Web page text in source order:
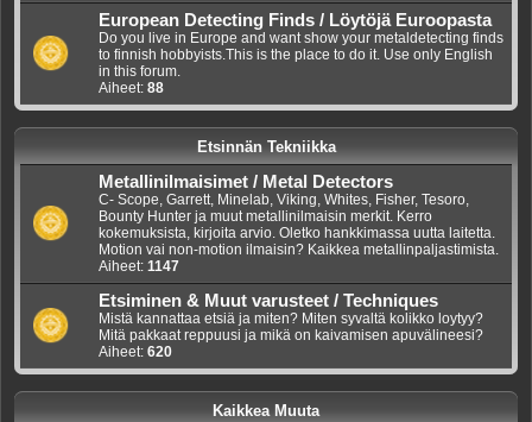
European Detecting Finds / Löytöjä Euroopasta
Do you live in Europe and want show your metaldetecting finds
to finnish hobbyists.This is the place to do it. Use only English
in this forum.
Aiheet: 88
Etsinnän Tekniikka
Metallinilmaisimet / Metal Detectors
C- Scope, Garrett, Minelab, Viking, Whites, Fisher, Tesoro,
Bounty Hunter ja muut metallinilmaisin merkit. Kerro
kokemuksista, kirjoita arvio. Oletko hankkimassa uutta laitetta.
Motion vai non-motion ilmaisin? Kaikkea metallinpaljastimista.
Aiheet: 1147
Etsiminen & Muut varusteet / Techniques
Mistä kannattaa etsiä ja miten? Miten syvaltä kolikko loytyy?
Mitä pakkaat reppuusi ja mikä on kaivamisen apuvälineesi?
Aiheet: 620
Kaikkea Muuta